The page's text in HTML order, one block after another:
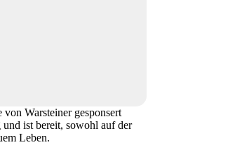
Warsteiner gesponsert
und ist bereit, sowohl auf der
Leben.